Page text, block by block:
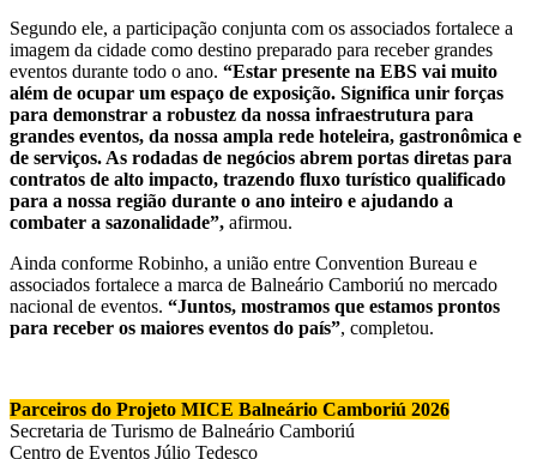
Segundo ele, a participação conjunta com os associados fortalece a
imagem da cidade como destino preparado para receber grandes
eventos durante todo o ano. “Estar presente na EBS vai muito
além de ocupar um espaço de exposição. Significa unir forças
para demonstrar a robustez da nossa infraestrutura para
grandes eventos, da nossa ampla rede hoteleira, gastronômica e
de serviços. As rodadas de negócios abrem portas diretas para
contratos de alto impacto, trazendo fluxo turístico qualificado
para a nossa região durante o ano inteiro e ajudando a
combater a sazonalidade”, afirmou.
Ainda conforme Robinho, a união entre Convention Bureau e
associados fortalece a marca de Balneário Camboriú no mercado
nacional de eventos. “Juntos, mostramos que estamos prontos
para receber os maiores eventos do país”, completou.
Parceiros do Projeto MICE Balneário Camboriú 2026
Secretaria de Turismo de Balneário Camboriú
Centro de Eventos Júlio Tedesco